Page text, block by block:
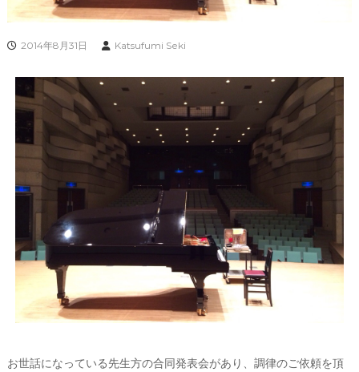
2014年8月31日 Katsufumi Seki
お世話になっている先生方の合同発表会があり、調律のご依頼を頂